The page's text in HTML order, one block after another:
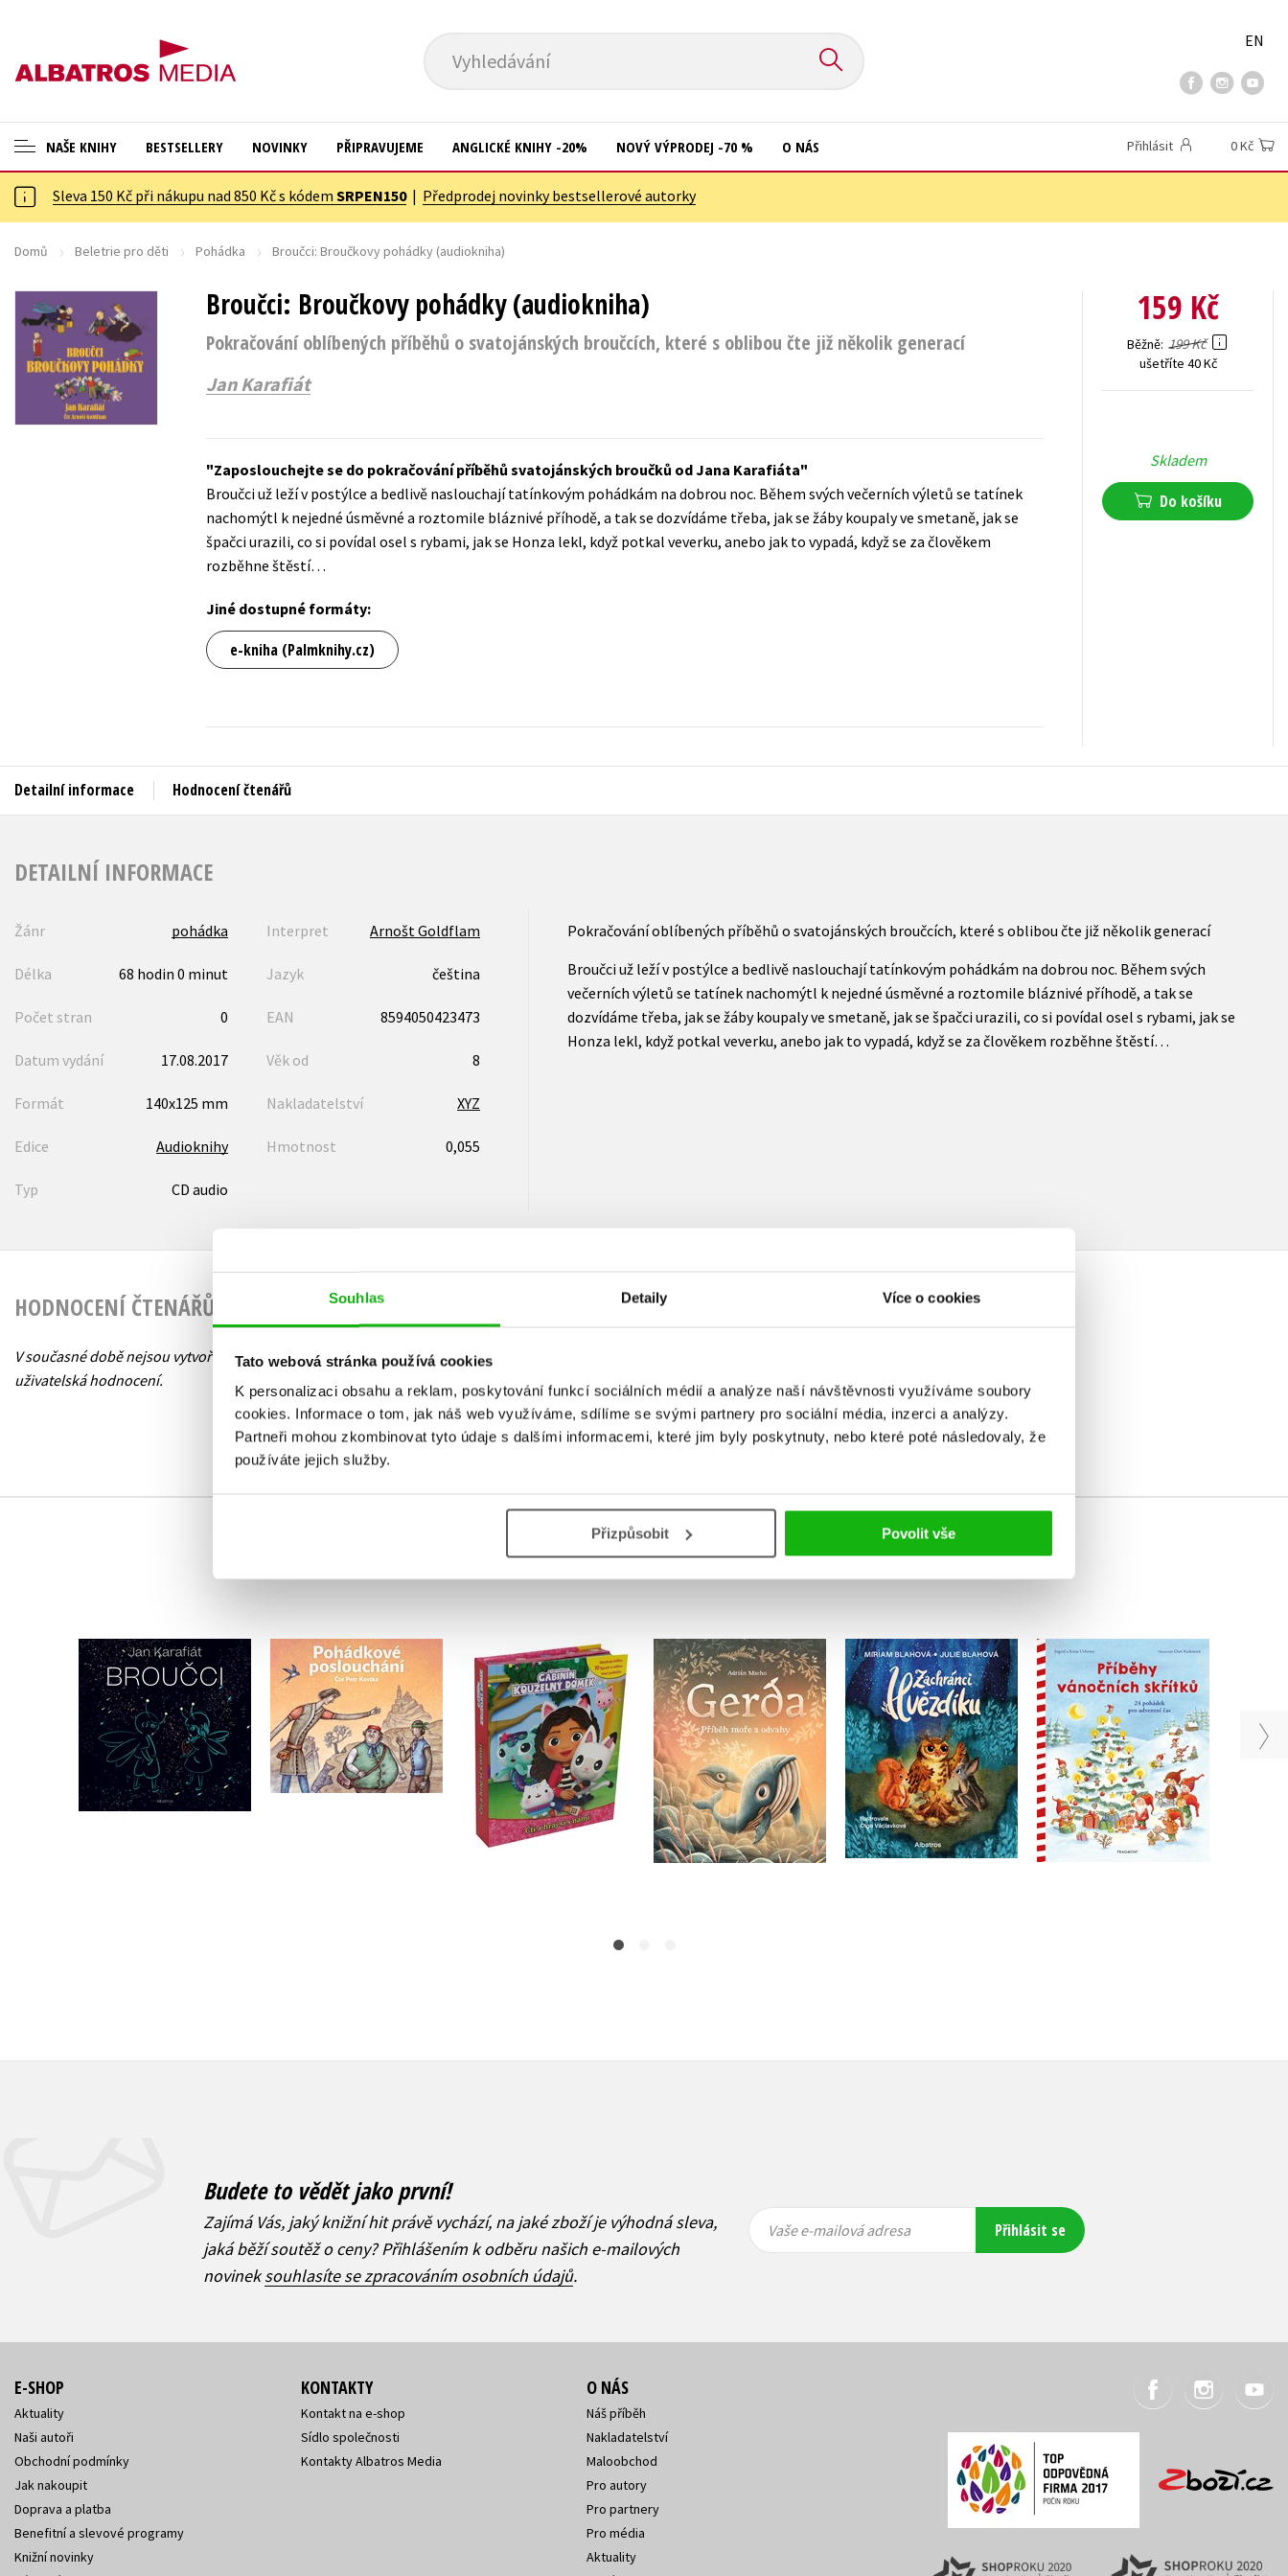
Souhlas Detaily Více o cookies
Tato webová stránka používá cookies
K personalizaci obsahu a reklam, poskytování funkcí sociálních médií a analýze naší návštěvnosti využíváme soubory
cookies. Informace o tom, jak náš web využíváme, sdílíme se svými partnery pro sociální média, inzerci a analýzy.
Partneři mohou zkombinovat tyto údaje s dalšími informacemi, které jim byly poskytnuty, nebo které poté následovaly, že
používáte jejich služby.
Přizpůsobit Povolit vše
Vyhledávání
EN
NAŠE KNIHY
ANGLICKÉ KNIHY -20 %
NOVÝ VÝPRODEJ -70 %
ASTERIX S DÁRKEM
🎁DÁRKOVÉ PUBLIKACE
✉️ DÁRKOVÉ POUKAZY
Cestování
Dárkové publikace
Digitální fotografie
Esoterika a duchovní svět
Historie a military
Jazyky
Kalendáře
Kariéra a osobní rozvoj
Komiks
Kuchařky
New Adult
Ostatní
Populárně - naučná pro dospělé
Populárně - naučné pro děti
Předškoláci
Příroda a zahrada
Umění a kultura
Young adult (SK)
Zahraniční literatura
Zdraví a životní styl
BESTSELLERY NOVINKY PŘIPRAVUJEME ANGLICKÉ KNIHY -20% NOVÝ VÝPRODEJ -70 % O NÁS Přihlásit 0 Kč
Sleva 150 Kč při nákupu nad 850 Kč s kódem SRPEN150| Předprodej novinky bestsellerové autorky
Domů Beletrie pro děti Pohádka Broučci: Broučkovy pohádky (audiokniha)
Broučci: Broučkovy pohádky (audiokniha)
Pokračování oblíbených příběhů o svatojánských broučcích, které s oblibou čte již několik generací
Jan Karafiát
Zaposlouchejte se do pokračování příběhů svatojánských broučků od Jana Karafiáta
Broučci už leží v postýlce a bedlivě naslouchají tatínkovým pohádkám na dobrou noc. Během svých večerních výletů se tatínek
nachomýtl k nejedné úsměvné a roztomile bláznivé příhodě, a tak se dozvídáme třeba, jak se žáby koupaly ve smetaně, jak se
špačci urazili, co si povídal osel s rybami, jak se Honza lekl, když potkal veverku, anebo jak to vypadá, když se za člověkem
rozběhne štěstí…
Jiné dostupné formáty:
e-kniha (Palmknihy.cz)
159 Kč
Běžně 199 Kč
ušetříte 40 Kč
Skladem
Do košíku
Detailní informace Hodnocení čtenářů
DETAILNÍ INFORMACE
Žánr pohádka Interpret Arnošt Goldflam
Délka 68 hodin 0 minut Jazyk čeština
Počet stran 0 EAN 8594050423473
Datum vydání 17.08.2017 Věk od 8
Formát 140x125 mm Nakladatelství XYZ
Edice Audioknihy Hmotnost 0,055
Typ CD audio
Pokračování oblíbených příběhů o svatojánských broučcích, které s oblibou čte již několik generací
Broučci už leží v postýlce a bedlivě naslouchají tatínkovým pohádkám na dobrou noc. Během svých
večerních výletů se tatínek nachomýtl k nejedné úsměvné a roztomile bláznivé příhodě, a tak se
dozvídáme třeba, jak se žáby koupaly ve smetaně, jak se špačci urazili, co si povídal osel s rybami, jak se
Honza lekl, když potkal veverku, anebo jak to vypadá, když se za člověkem rozběhne štěstí…
HODNOCENÍ ČTENÁŘŮ
V současné době nejsou vytvořena žádná
uživatelská hodnocení.
Vaše hodnocení
Uživatelskou recenzi mohou vkládat pouze registrovaní uživatelé
Přihlásit
MOHLO BY VÁS TAKÉ ZAJÍMAT
Broučci
Jan Karafiát
Pohádkové
poslouchání
(audiokniha)
Karel Jaromír Erben
,
Jan Karafiát
,
Beneš Method Kulda
,
Božena Němcová
Gábinin kouzelný
domek - Čti a hraj si s
námi
Kolektiv
Gerda: Příběh moře a
odvahy
Adrián Macho
Do košíku
Zachránci Hvězdíku
Miriam Blahová
Do košíku
299 Kč
239 Kč
Příběhy vánočních
skřítků
Ingrid Uebeová
Do košíku
Budete to vědět jako první!
Zajímá Vás, jaký knižní hit právě vychází, na jaké zboží je výhodná sleva,
jaká běží soutěž o ceny? Přihlášením k odběru našich e-mailových
novineksouhlasíte se zpracováním osobních údajů.
mailová
mailová
Vaše e-mailová adresa Přihlásit se
E-SHOP
Aktuality
Naši autoři
Obchodní podmínky
Jak nakoupit
Doprava a platba
Benefitní a slevové programy
Knižní novinky
KONTAKTY
Kontakt na e-shop
Sídlo společnosti
Kontakty Albatros Media
O NÁS
Náš příběh
Nakladatelství
Maloobchod
Pro autory
Pro partnery
Pro média
Aktuality